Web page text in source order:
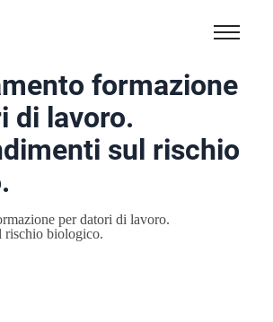
formazione
di lavoro.
sul rischio